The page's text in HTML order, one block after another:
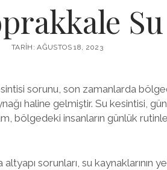
TARIH: AĞUSTOS 18, 2023
sorunu, son zamanlarda
haline gelmiştir. Su kesintisi,
bölgedeki insanların günlük
sorunları, su kaynaklarının